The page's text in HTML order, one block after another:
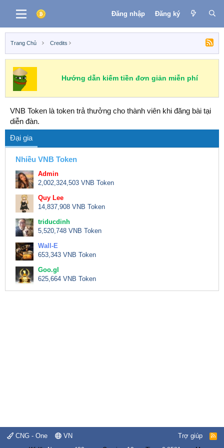
Đăng nhập Đăng ký
Trang Chủ Credits
Hướng dẫn kiếm tiền đơn giản miễn phí
VNB Token là token trả thưởng cho thành viên khi đăng bài tại
diễn đàn.
Đại gia
Nhiều VNB Token
Admin
2,002,324,503 VNB Token
Quy Lee
14,837,908 VNB Token
triducdinh
5,520,748 VNB Token
Wall-E
653,343 VNB Token
Goo.gl
625,664 VNB Token
CNG - One VN Trợ giúp
R